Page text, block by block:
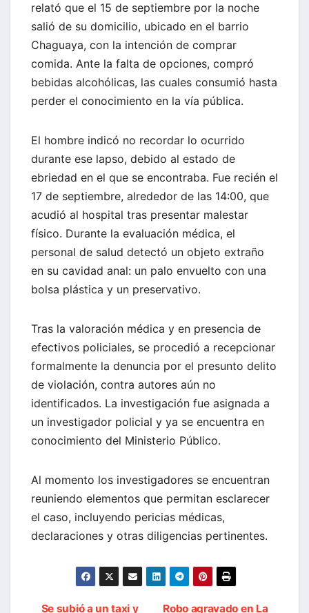
relató que el 15 de septiembre por la noche
salió de su domicilio, ubicado en el barrio
Chaguaya, con la intención de comprar
comida. Ante la falta de opciones, compró
bebidas alcohólicas, las cuales consumió hasta
perder el conocimiento en la vía pública.
El hombre indicó no recordar lo ocurrido
durante ese lapso, debido al estado de
ebriedad en el que se encontraba. Fue recién el
17 de septiembre, alrededor de las 14:00, que
acudió al hospital tras presentar malestar
físico. Durante la evaluación médica, el
personal de salud detectó un objeto extraño
en su cavidad anal: un palo envuelto con una
bolsa plástica y un preservativo.
Tras la valoración médica y en presencia de
efectivos policiales, se procedió a recepcionar
formalmente la denuncia por el presunto delito
de violación, contra autores aún no
identificados. La investigación fue asignada a
un investigador policial y ya se encuentra en
conocimiento del Ministerio Público.
Al momento los investigadores se encuentran
reuniendo elementos que permitan esclarecer
el caso, incluyendo pericias médicas,
declaraciones y otras diligencias pertinentes.
Robo agravado en La
Se subió a un taxi y